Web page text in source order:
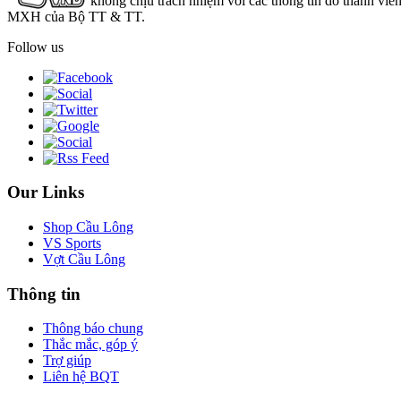
MXH của Bộ TT & TT.
Follow us
Our Links
Shop Cầu Lông
VS Sports
Vợt Cầu Lông
Thông tin
Thông báo chung
Thắc mắc, góp ý
Trợ giúp
Liên hệ BQT